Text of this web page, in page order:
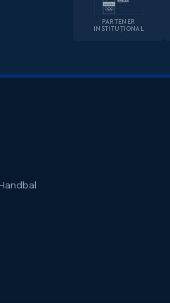
PARTENER
INSTITUȚIONAL